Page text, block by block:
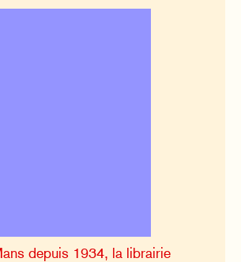
depuis 1934, la librairie